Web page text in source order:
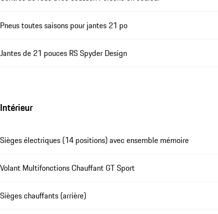
Pneus toutes saisons pour jantes 21 po
Jantes de 21 pouces RS Spyder Design
Intérieur
Sièges électriques (14 positions) avec ensemble mémoire
Volant Multifonctions Chauffant GT Sport
Sièges chauffants (arrière)